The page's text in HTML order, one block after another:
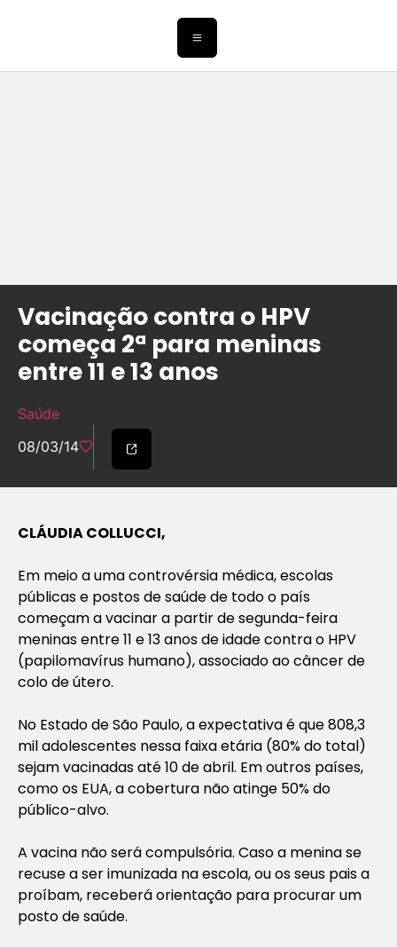
Vacinação contra o HPV
começa 2ª para meninas
entre 11 e 13 anos
Saúde
08/03/14
CLÁUDIA COLLUCCI,
Em meio a uma controvérsia médica, escolas
públicas e postos de saúde de todo o país
começam a vacinar a partir de segunda-feira
meninas entre 11 e 13 anos de idade contra o HPV
(papilomavírus humano), associado ao câncer de
colo de útero.
No Estado de São Paulo, a expectativa é que 808,3
mil adolescentes nessa faixa etária (80% do total)
sejam vacinadas até 10 de abril. Em outros países,
como os EUA, a cobertura não atinge 50% do
público-alvo.
A vacina não será compulsória. Caso a menina se
recuse a ser imunizada na escola, ou os seus pais a
proíbam, receberá orientação para procurar um
posto de saúde.